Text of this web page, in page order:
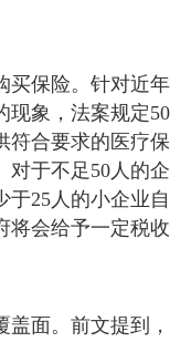
保险。针对近年
现象，法案规定50
符合要求的医疗保
对于不足50人的企
于25人的小企业自
将会给予一定税收
面。前文提到，